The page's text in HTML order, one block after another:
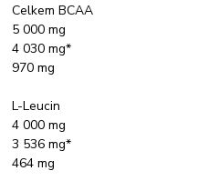
Celkem BCAA
5 000 mg
4 030 mg*
970 mg
L-Leucin
4 000 mg
3 536 mg*
464 mg